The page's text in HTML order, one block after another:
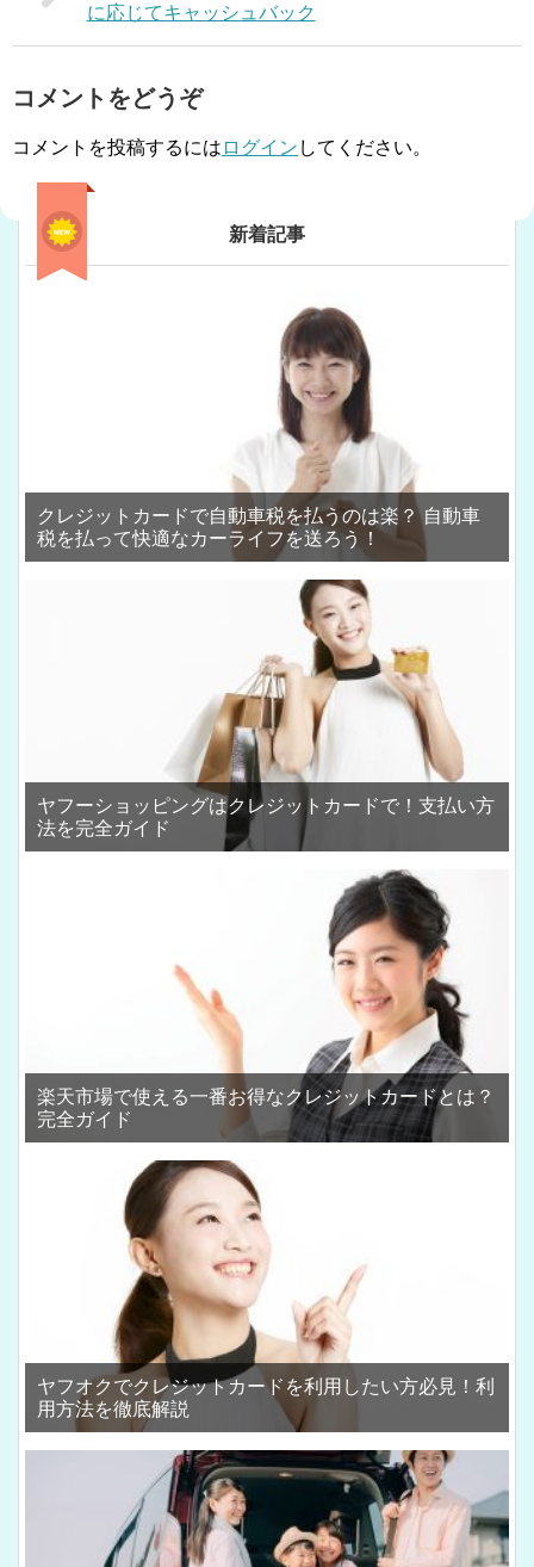
に応じてキャッシュバック
コメントをどうぞ
コメントを投稿するには ログイン してください。
新着記事
クレジットカードで自動車税を払うのは楽？ 自動車
税を払って快適なカーライフを送ろう！
ヤフーショッピングはクレジットカードで！支払い方
法を完全ガイド
楽天市場で使える一番お得なクレジットカードとは？
完全ガイド
ヤフオクでクレジットカードを利用したい方必見！利
用方法を徹底解説